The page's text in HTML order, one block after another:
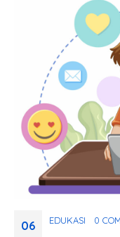
06 EDUKASI 0